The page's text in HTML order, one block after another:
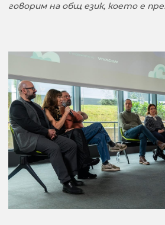
говорим на общ език, което е